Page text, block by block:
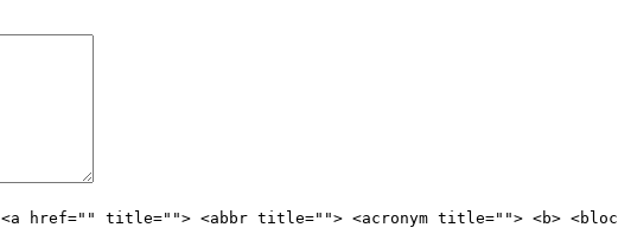
<a href="" title=""> <abbr title=""> <acronym title=""> <b>